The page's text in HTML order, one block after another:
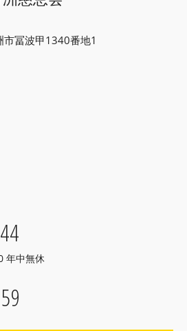
冨波甲1340番地1
年中無休